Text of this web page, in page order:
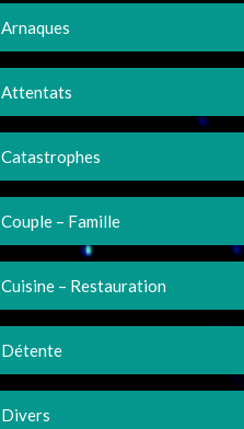
Arnaques
Attentats
Catastrophes
Couple – Famille
Cuisine – Restauration
Détente
Divers